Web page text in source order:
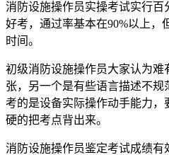
消防设施操作员实操考试实行百
好考，通过率基本在90%以上，
时间。
初级消防设施操作员大家认为难
张，另一个是有些语言描述不
考的是设备实际操作动手能力
硬的把考点背出来。
消防设施操作员鉴定考试成绩